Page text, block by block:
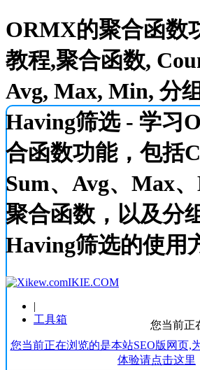
ORMX的聚合函数
教程,聚合函数,
Avg, Max, Min, 分
Having筛选 - 学习
合函数功能，包括
Sum、Avg、Max
聚合函数，以及分
Having筛选的使用
您当前正
IKIE.COM
|
工具箱
您当前正在浏览的是本站SEO版网页,
体验请点击这里